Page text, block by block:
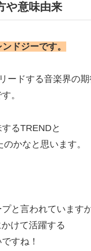
や意味由来
ドジーです。
ードする音楽界の
。
るTRENDと
かなと思います。
と言われています
けて活躍する
すね！